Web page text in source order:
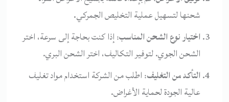
شحنها لتسهيل عملية التخليص الجمركي.
اختيار نوع الشحن المناسب: إذا كنت بحاجة إلى سرعة، اختر
الشحن الجوي. لتوفير التكاليف، اختر الشحن البري.
التأكد من التغليف: اطلب من الشركة استخدام مواد تغليف
عالية الجودة لحماية الأغراض.